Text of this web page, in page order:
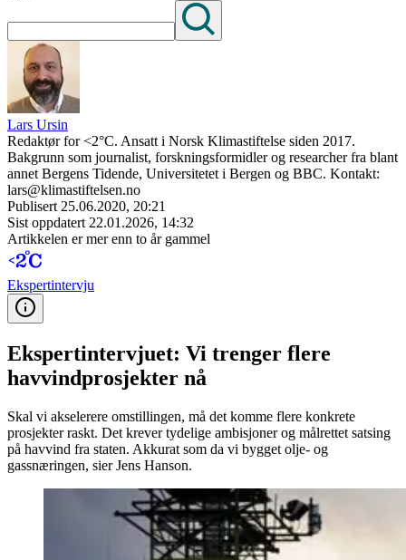
Lars Ursin
Redaktør for <2°C. Ansatt i Norsk Klimastiftelse siden 2017.
Bakgrunn som journalist, forskningsformidler og researcher fra blant
annet Bergens Tidende, Universitetet i Bergen og BBC. Kontakt:
lars@klimastiftelsen.no
Publisert 25.06.2020, 20:21
Sist oppdatert 22.01.2026, 14:32
Artikkelen er mer enn to år gammel
Ekspert­intervju
Ekspertintervjuet: Vi trenger flere
havvindprosjekter nå
Skal vi akselerere omstillingen, må det komme flere konkrete
prosjekter raskt. Det krever tydelige ambisjoner og målrettet satsing
på havvind fra staten. Akkurat som da vi bygget olje- og
gassnæringen, sier Jens Hanson.